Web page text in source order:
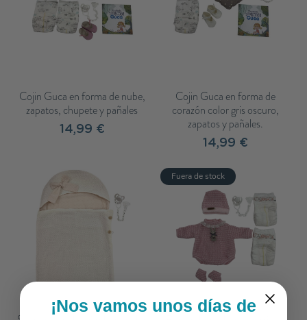
Cojin Guca en forma de nube,
zapatos, chupete y pañales
14,99 €
Cojin Guca en forma de
corazón color gris oscuro,
zapatos y pañales.
14,99 €
Fuera de stock
¡Nos vamos unos días de